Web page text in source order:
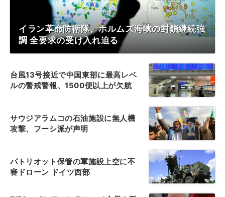
イラン革命防衛隊、ホルムズ海峡の封鎖継続強
調 全要求の受け入れ迫る
台風13号接近で中国東部に最高レベ
ルの警戒警報、1500便以上が欠航
サウジアラムコの石油施設に無人機
攻撃、フーシ派が声明
パトリオット保管の軍施設上空に不
審ドローン ドイツ西部